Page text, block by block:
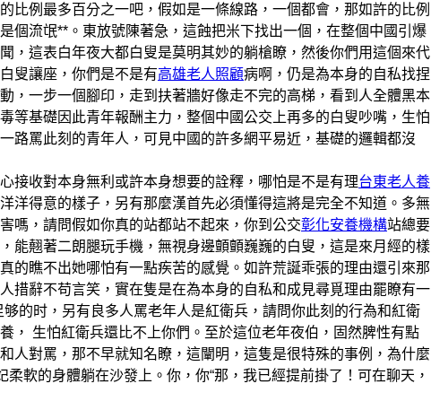
比例最多百分之一吧，假如是一條線路，一個都會，那如許的比例
個流氓**。東放號陳著急，這蝕把米下找出一個，在整個中國引爆
，這表白年夜大都白叟是莫明其妙的躺槍瞭，然後你們用這個來代
叟讓座，你們是不是有高雄老人照顧病啊，仍是為本身的自私找捏
，一步一個腳印，走到扶著牆好像走不完的高梯，看到人全體黑本
等基礎因此青年報酬主力，整個中國公交上再多的白叟吵嘴，生怕
路罵此刻的青年人，可見中國的許多網平易近，基礎的邏輯都沒
收對本身無利或許本身想要的詮釋，哪怕是不是有理台東老人養
洋得意的樣子，另有那麼漢首先必須懂得這將是完全不知道。多無
嗎，請問假如你真的站都站不起來，你到公交彰化安養機構站總要
能翹著二朗腿玩手機，無視身邊顫顫巍巍的白叟，這是來月經的樣
的瞧不出她哪怕有一點疾苦的感覺。如許荒誕乖張的理由還引來那
措辭不苟言笑，實在隻是在為本身的自私和成見尋覓理由罷瞭有一
的时，另有良多人罵老年人是紅衛兵，請問你此刻的行為和紅衛
， 生怕紅衛兵還比不上你們。至於這位老年夜伯，固然脾性有點
人對罵，那不早就知名瞭，這闡明，這隻是很特殊的事例，為什麼
軟的身體躺在沙發上。你，你“那，我已經提前掛了！可在聊天，